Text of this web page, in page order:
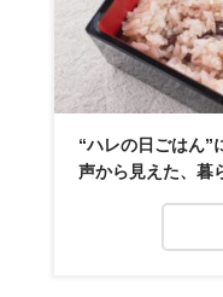
“ハレの日ごはん”
声から見えた、暮